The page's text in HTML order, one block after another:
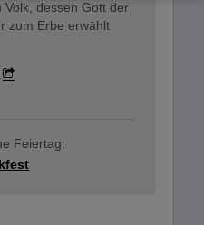
Volk, dessen Gott der
zum Erbe erwählt
Feiertag: